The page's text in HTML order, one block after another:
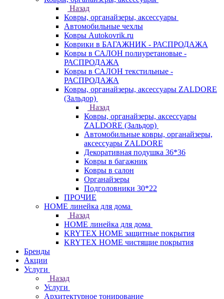
Назад
Ковры, органайзеры, аксессуары
Автомобильные чехлы
Ковры Autokovrik.ru
Коврики в БАГАЖНИК - РАСПРОДАЖА
Ковры в САЛОН полиуретановые -
РАСПРОДАЖА
Ковры в САЛОН текстильные -
РАСПРОДАЖА
Ковры, органайзеры, аксессуары ZALDORE
(Зальдор)
Назад
Ковры, органайзеры, аксессуары
ZALDORE (Зальдор)
Автомобильные ковры, органайзеры,
аксессуары ZALDORE
Декоративная подушка 36*36
Ковры в багажник
Ковры в салон
Органайзеры
Подголовники 30*22
ПРОЧИЕ
HOME линейка для дома
Назад
HOME линейка для дома
KRYTEX HOME защитные покрытия
KRYTEX HOME чистящие покрытия
Бренды
Акции
Услуги
Назад
Услуги
Архитектурное тонирование